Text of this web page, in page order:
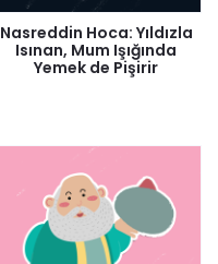
Nasreddin Hoca: Yıldızla
Isınan, Mum Işığında
Yemek de Pişirir